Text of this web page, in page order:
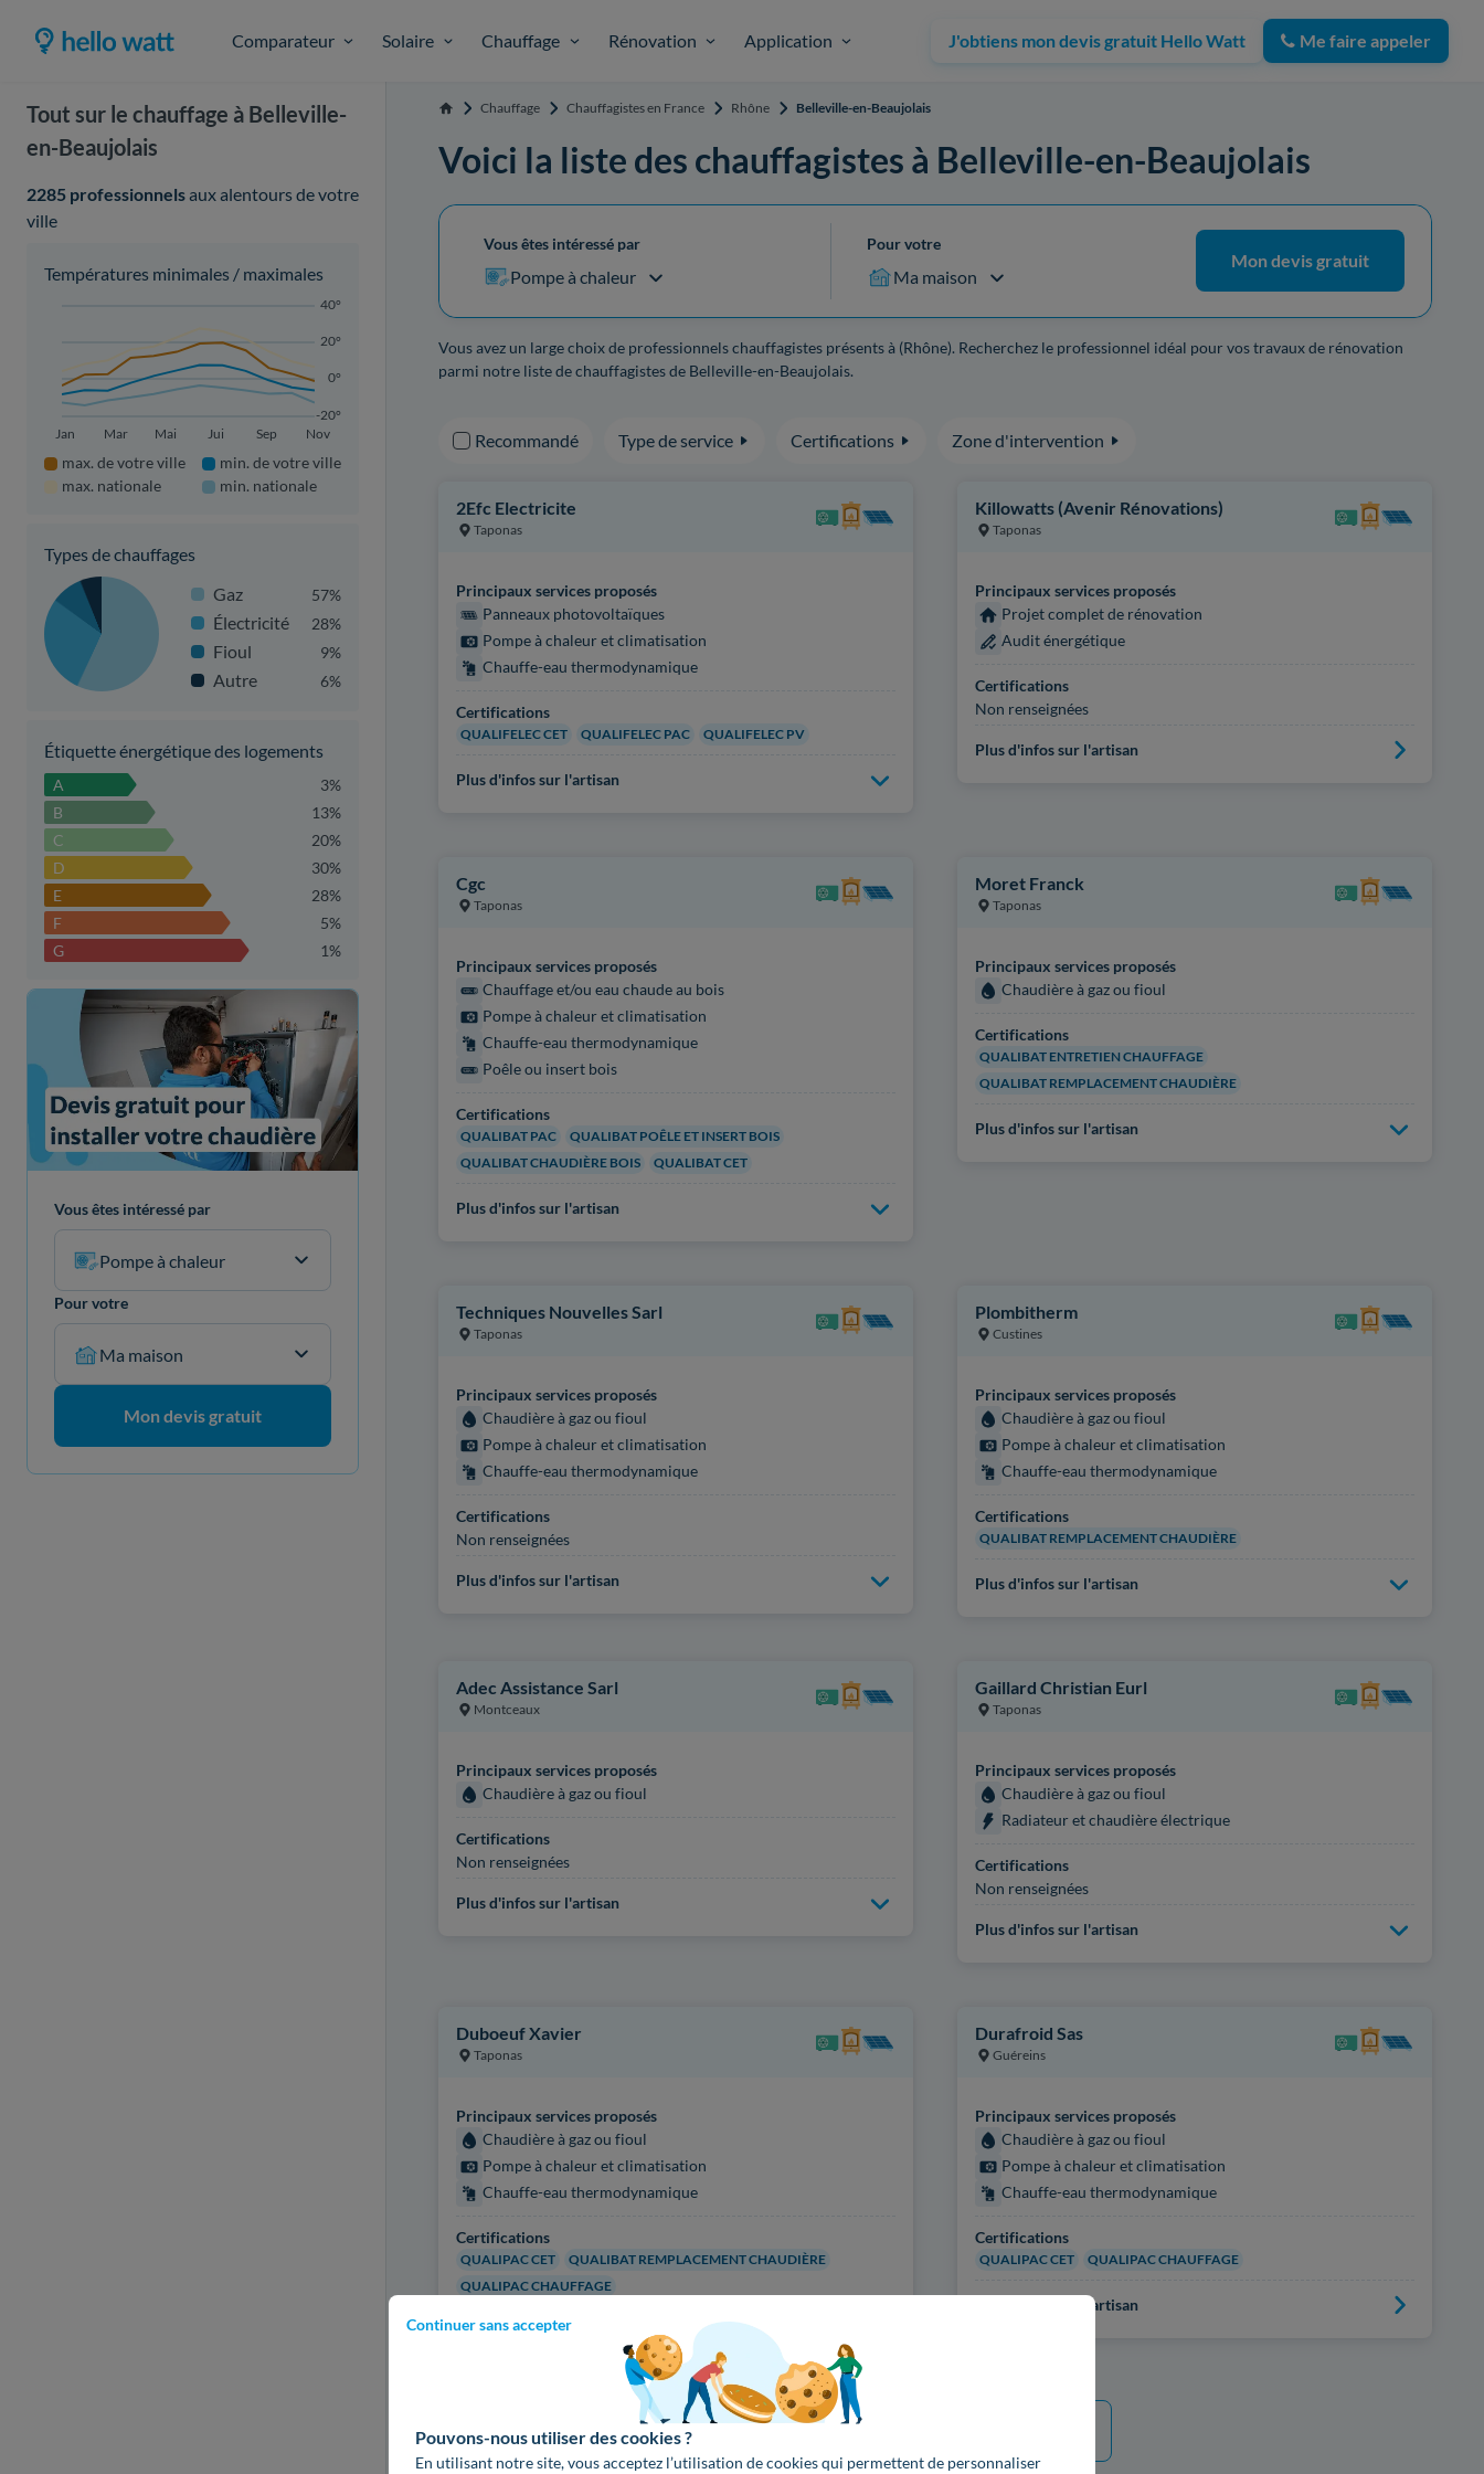
Comparateur Solaire Chauffage Rénovation Application J'obtiens mon devis gratuit Hello Watt Me faire appeler
Continuer sans accepter
Pouvons-nous utiliser des cookies ?
En utilisant notre site, vous acceptez l’utilisation de cookies qui permettent de personnaliser
Tout sur le chauffage à Belleville-
en-Beaujolais
2285 professionnelsaux alentours de votre
ville
Températures minimales / maximales
-20°
0°
20°
40°
Jan Mar Mai Jui Sep Nov
max. de votre ville
max. nationale
min. de votre ville
min. nationale
Types de chauffages
Gaz
57%
Électricité 28%
Fioul 9%
Autre 6%
Étiquette énergétique des logements
A
3%
B
13%
C
20%
D
30%
E
28%
F
5%
G
1%
Vous êtes intéressé par
Pompe à chaleur
Pour votre
Ma maison
Mon devis gratuit
Accueil Chauffage Chauffagistes en France Rhône Belleville-en-Beaujolais
Voici la liste des chauffagistes à Belleville-en-Beaujolais
Vous êtes intéressé par
Pompe à chaleur
Pour votre
Ma maison
Mon devis gratuit
Vous avez un large choix de professionnels chauffagistes présents à (Rhône). Recherchez le professionnel idéal pour vos travaux de rénovation
parmi notre liste de chauffagistes de Belleville-en-Beaujolais.
Recommandé Type de service Certifications Zone d'intervention
2Efc Electricite
Taponas
Principaux services proposés
Panneaux photovoltaïques
Pompe à chaleur et climatisation
Chauffe-eau thermodynamique
Certifications
QUALIFELEC CET QUALIFELEC PAC QUALIFELEC PV
Plus d'infos sur l'artisan
Killowatts (Avenir Rénovations)
Taponas
Principaux services proposés
Projet complet de rénovation
Audit énergétique
Certifications
Non renseignées
Plus d'infos sur l'artisan
Cgc
Taponas
Principaux services proposés
Chauffage et/ou eau chaude au bois
Pompe à chaleur et climatisation
Chauffe-eau thermodynamique
Poêle ou insert bois
Certifications
QUALIBAT PAC
QUALIBAT POÊLE ET INSERT BOIS
QUALIBAT CHAUDIÈRE BOIS
QUALIBAT CET
Plus d'infos sur l'artisan
Moret Franck
Taponas
Principaux services proposés
Chaudière à gaz ou fioul
Certifications
QUALIBAT ENTRETIEN CHAUFFAGE
QUALIBAT REMPLACEMENT CHAUDIÈRE
Plus d'infos sur l'artisan
Techniques Nouvelles Sarl
Taponas
Principaux services proposés
Chaudière à gaz ou fioul
Pompe à chaleur et climatisation
Chauffe-eau thermodynamique
Certifications
Non renseignées
Plus d'infos sur l'artisan
Plombitherm
Custines
Principaux services proposés
Chaudière à gaz ou fioul
Pompe à chaleur et climatisation
Chauffe-eau thermodynamique
Certifications
QUALIBAT REMPLACEMENT CHAUDIÈRE
Plus d'infos sur l'artisan
Adec Assistance Sarl
Montceaux
Principaux services proposés
Chaudière à gaz ou fioul
Certifications
Non renseignées
Plus d'infos sur l'artisan
Gaillard Christian Eurl
Taponas
Principaux services proposés
Chaudière à gaz ou fioul
Radiateur et chaudière électrique
Certifications
Non renseignées
Plus d'infos sur l'artisan
Duboeuf Xavier
Taponas
Principaux services proposés
Chaudière à gaz ou fioul
Pompe à chaleur et climatisation
Chauffe-eau thermodynamique
Certifications
QUALIPAC CET
QUALIBAT REMPLACEMENT CHAUDIÈRE
QUALIPAC CHAUFFAGE
Plus d'infos sur l'artisan
Durafroid Sas
Guéreins
Principaux services proposés
Chaudière à gaz ou fioul
Pompe à chaleur et climatisation
Chauffe-eau thermodynamique
Certifications
QUALIPAC CET QUALIPAC CHAUFFAGE
Plus d'infos sur l'artisan
Voir